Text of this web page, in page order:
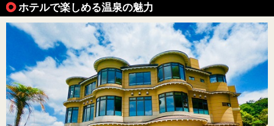
ホテルで楽しめる温泉の魅力